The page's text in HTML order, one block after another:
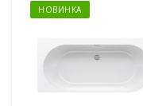
НОВИНКА